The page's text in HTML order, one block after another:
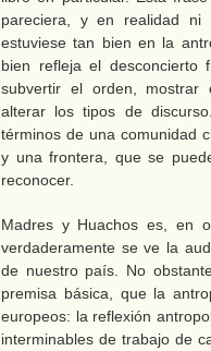
pareciera, y en realidad ni
estuviese tan bien en la
bien refleja el
subvertir el orden, mostrar
alterar los tipos de
términos de una comunidad
y una frontera, que se
reconocer.
Madres y Huachos es, en
verdaderamente se ve la
de nuestro país. No
premisa básica, que la
europeos: la reflexión
interminables de trabajo de